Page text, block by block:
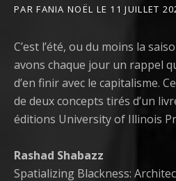
PARFANIA NOËL LE 11 JUILLET
C’est l’été, ou du moins la
avons chaque jour un rappel
d’en finir avec le capitalisme.
de deux concepts tirés d’un
éditions University of Illinois
Rashad Shabazz
Spatializing Blackness: